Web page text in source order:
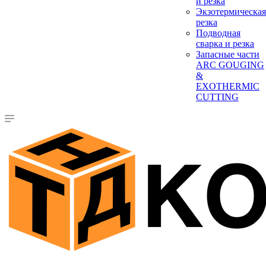
Экзотермическая
резка
Подводная
сварка и резка
Запасные части
ARC GOUGING
&
EXOTHERMIC
CUTTING